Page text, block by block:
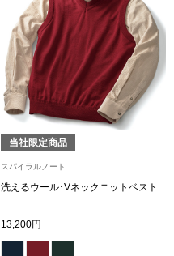
リュック･バッ
ボストンバッグ
スーツケース
当社限定商品
スパイラルノート
洗えるウール･Vネックニットベスト
13,200円